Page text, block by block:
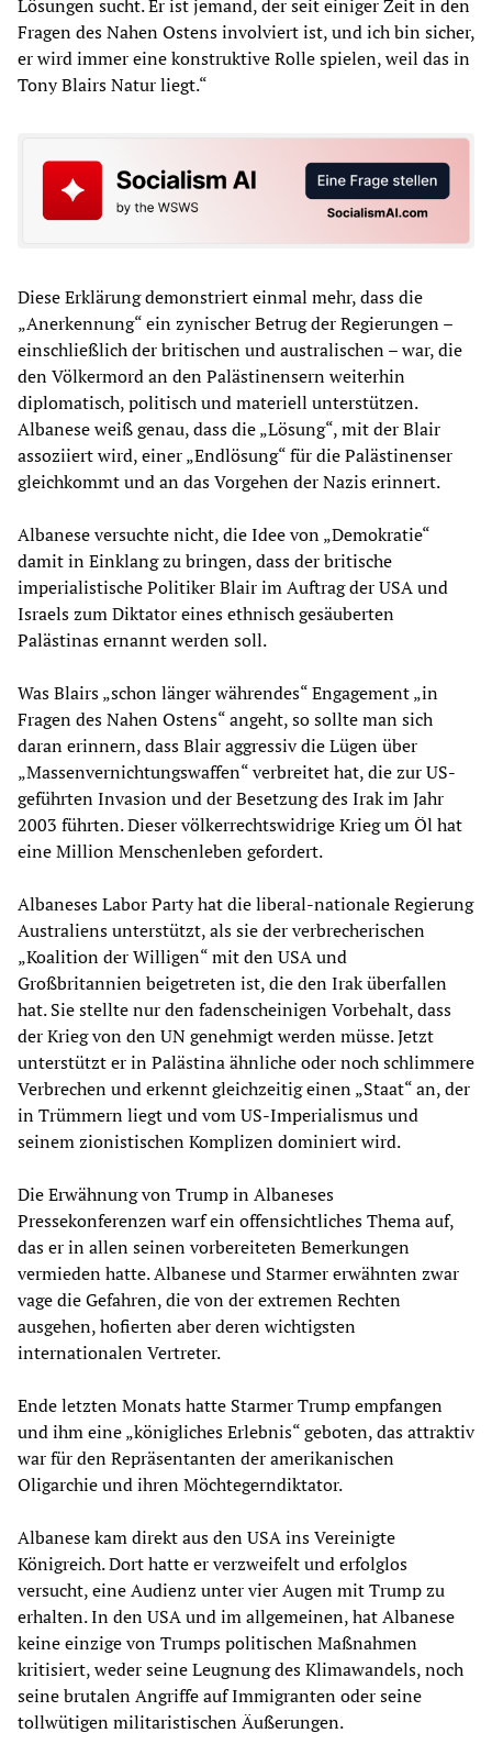
Lösungen sucht. Er ist jemand, der seit einiger Zeit in den
Fragen des Nahen Ostens involviert ist, und ich bin sicher,
er wird immer eine konstruktive Rolle spielen, weil das in
Tony Blairs Natur liegt.“
Diese Erklärung demonstriert einmal mehr, dass die
„Anerkennung“ ein zynischer Betrug der Regierungen –
einschließlich der britischen und australischen – war, die
den Völkermord an den Palästinensern weiterhin
diplomatisch, politisch und materiell unterstützen.
Albanese weiß genau, dass die „Lösung“, mit der Blair
assoziiert wird, einer „Endlösung“ für die Palästinenser
gleichkommt und an das Vorgehen der Nazis erinnert.
Albanese versuchte nicht, die Idee von „Demokratie“
damit in Einklang zu bringen, dass der britische
imperialistische Politiker Blair im Auftrag der USA und
Israels zum Diktator eines ethnisch gesäuberten
Palästinas ernannt werden soll.
Was Blairs „schon länger währendes“ Engagement „in
Fragen des Nahen Ostens“ angeht, so sollte man sich
daran erinnern, dass Blair aggressiv die Lügen über
„Massenvernichtungswaffen“ verbreitet hat, die zur US-
geführten Invasion und der Besetzung des Irak im Jahr
2003 führten. Dieser völkerrechtswidrige Krieg um Öl hat
eine Million Menschenleben gefordert.
Albaneses Labor Party hat die liberal-nationale Regierung
Australiens unterstützt, als sie der verbrecherischen
„Koalition der Willigen“ mit den USA und
Großbritannien beigetreten ist, die den Irak überfallen
hat. Sie stellte nur den fadenscheinigen Vorbehalt, dass
der Krieg von den UN genehmigt werden müsse. Jetzt
unterstützt er in Palästina ähnliche oder noch schlimmere
Verbrechen und erkennt gleichzeitig einen „Staat“ an, der
in Trümmern liegt und vom US-Imperialismus und
seinem zionistischen Komplizen dominiert wird.
Die Erwähnung von Trump in Albaneses
Pressekonferenzen warf ein offensichtliches Thema auf,
das er in allen seinen vorbereiteten Bemerkungen
vermieden hatte. Albanese und Starmer erwähnten zwar
vage die Gefahren, die von der extremen Rechten
ausgehen, hofierten aber deren wichtigsten
internationalen Vertreter.
Ende letzten Monats hatte Starmer Trump empfangen
und ihm eine „königliches Erlebnis“ geboten, das attraktiv
war für den Repräsentanten der amerikanischen
Oligarchie und ihren Möchtegerndiktator.
Albanese kam direkt aus den USA ins Vereinigte
Königreich. Dort hatte er verzweifelt und erfolglos
versucht, eine Audienz unter vier Augen mit Trump zu
erhalten. In den USA und im allgemeinen, hat Albanese
keine einzige von Trumps politischen Maßnahmen
kritisiert, weder seine Leugnung des Klimawandels, noch
seine brutalen Angriffe auf Immigranten oder seine
tollwütigen militaristischen Äußerungen.